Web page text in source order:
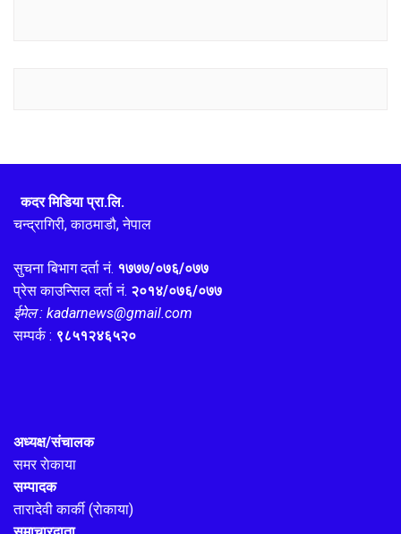
कदर मिडिया प्रा.लि.
चन्द्रागिरी, काठमाडौ, नेपाल
सुचना बिभाग दर्ता नं. १७७७/०७६/०७७
प्रेस काउन्सिल दर्ता नं. २०१४/०७६/०७७
ईमेल : kadarnews@gmail.com
सम्पर्क : ९८५१२४६५२०
अध्यक्ष/संचालक
समर राेकाया
सम्पादक
तारादेवी कार्की (राेकाया)